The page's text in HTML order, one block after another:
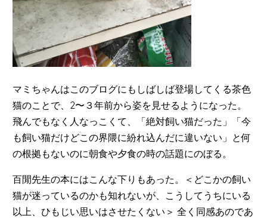
マミちゃんはこのブログにもしばしば登場してくる茶色
猫のことで、2〜３年前から姿を見せるようになった。
飛んでもなく人なっこくて、「絶対飼い猫だった」「今
も飼い猫だけどこの界隈に紛れ込んだに違いない」と何
の根拠もないのに朝食や夕食の時の話題にのぼる。
百閒先生の本にはこんな下りもあった。＜どこかの飼い
猫が迷っているのかも知れないが、こうしてうちにいる
以上、ひもじい思いはさせたくない＞ 全く同感あのであ